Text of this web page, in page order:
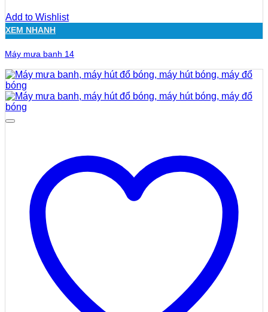
Add to Wishlist
XEM NHANH
Máy mưa banh 14